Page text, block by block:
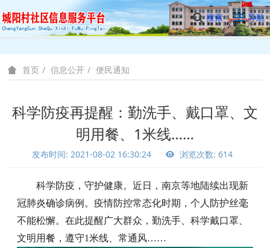
搜索 导航
首页 信息公开 便民通知
科学防疫再提醒：勤洗手、戴口罩、文
明用餐、1米线……
发布时间: 2021-08-02 16:30:24 浏览次数: 614
科学防疫，守护健康。近日，南京等地陆续出现新
冠肺炎确诊病例。疫情防控常态化时期，个人防护丝毫
不能松懈。在此提醒广大群众，勤洗手、科学戴口罩、
文明用餐，遵守1米线、常通风……